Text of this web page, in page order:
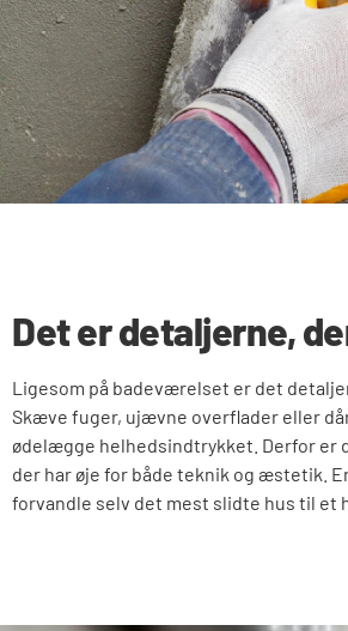
Det er detaljerne,
Ligesom på badeværelset er det
Skæve fuger, ujævne overflader eller
ødelægge helhedsindtrykket. Derfor er
der har øje for både teknik og æstetik.
forvandle selv det mest slidte hus til et